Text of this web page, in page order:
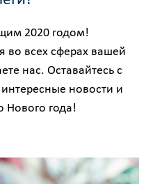
2020 годом!
во всех сферах вашей
нас. Оставайтесь с
новости и
Нового года!